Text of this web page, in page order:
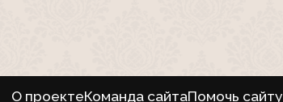
О проектеКоманда сайтаПомочь сайту